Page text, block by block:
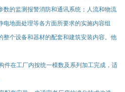
数的监测报警消防和通讯系统；人流和物流
电地面处理等各方面所要求的实施内容组
整个设备和器材的配套和建筑安装内容。他
件在工厂内按统一模数及系列加工完成，适